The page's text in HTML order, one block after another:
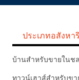
ประเภทอสังห
บ้านสำหรับขายในช
ทาวน์เฮาส์สำหรับข